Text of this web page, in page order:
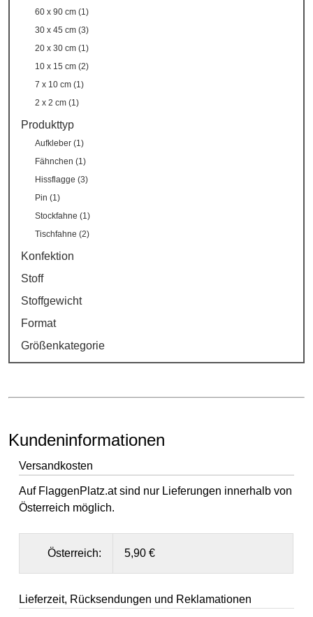
60 x 90 cm (1)
30 x 45 cm (3)
20 x 30 cm (1)
10 x 15 cm (2)
7 x 10 cm (1)
2 x 2 cm (1)
Produkttyp
Aufkleber (1)
Fähnchen (1)
Hissflagge (3)
Pin (1)
Stockfahne (1)
Tischfahne (2)
Konfektion
Stoff
Stoffgewicht
Format
Größenkategorie
Kundeninformationen
Versandkosten
Auf FlaggenPlatz.at sind nur Lieferungen innerhalb von
Österreich möglich.
Österreich: 5,90 €
Lieferzeit, Rücksendungen und Reklamationen